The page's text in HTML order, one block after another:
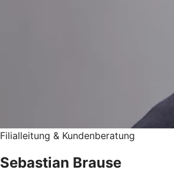
Filialleitung & Kundenberatung
Sebastian Brause